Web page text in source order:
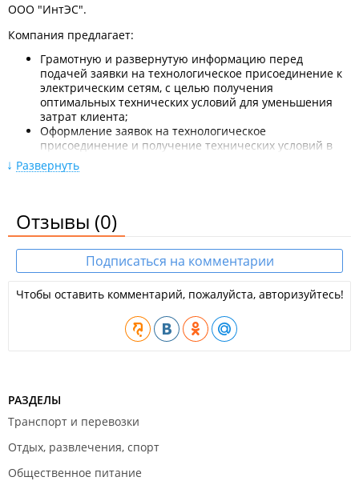
ООО "ИнтЭС".
Компания предлагает:
Грамотную и развернутую информацию перед
подачей заявки на технологическое присоединение к
электрическим сетям, с целью получения
оптимальных технических условий для уменьшения
затрат клиента;
Оформление заявок на технологическое
присоединение и получение технических условий в
сетевых организациях;
Переоформление документов о технологическом
электроснабжения до 110 кВ включительно, согласно
строительным нормам и правил устройств
электроустановок;
Получение положительного заключения экспертизы
проектной документации.
Проектирование электроснабжения необходимо:
при подключении объекта с "нуля",
при реконструкции действующей системы
территории земельного участка.
Проект электроснабжения включает в себя решения по
устройству, монтажу электроустановок, материалам, виду
проводки и способах прокладки кабельных и воздушных
линий, установке учёта электрической энергии,
Развернуть
Отзывы (0)
Подписаться на комментарии
Чтобы оставить комментарий, пожалуйста, авторизуйтесь!
РАЗДЕЛЫ
Транспорт и перевозки
Отдых, развлечения, спорт
Общественное питание